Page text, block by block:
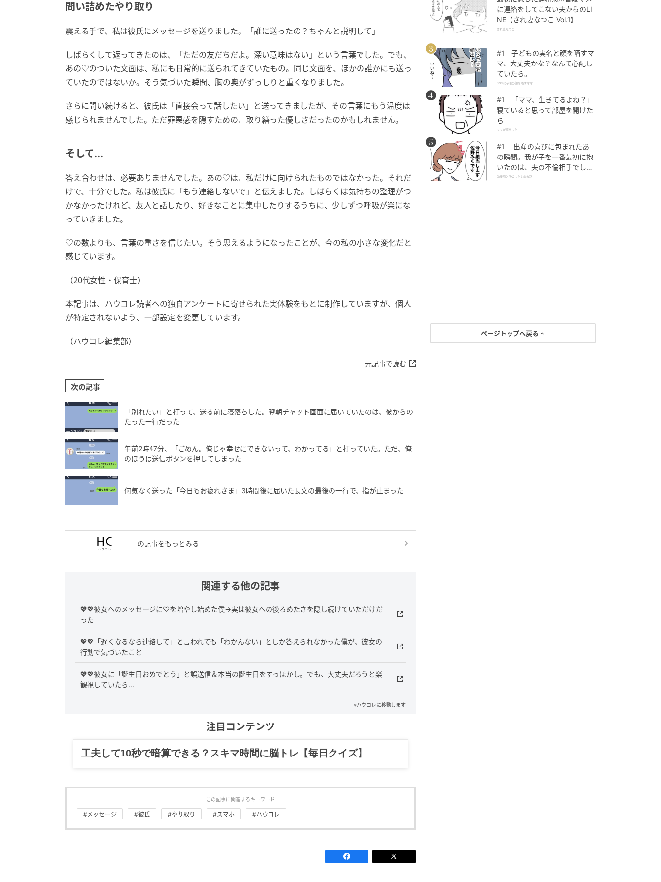
問い詰めたやり取り
震える手で、私は彼氏にメッセージを送りました。「誰に送ったの？ちゃんと説明して」
しばらくして返ってきたのは、「ただの友だちだよ。深い意味はない」という言葉でした。でも、
あの♡のついた文面は、私にも日常的に送られてきていたもの。同じ文面を、ほかの誰かにも送っ
ていたのではないか。そう気づいた瞬間、胸の奥がずっしりと重くなりました。
さらに問い続けると、彼氏は「直接会って話したい」と送ってきましたが、その言葉にもう温度は
感じられませんでした。ただ罪悪感を隠すための、取り繕った優しさだったのかもしれません。
そして...
答え合わせは、必要ありませんでした。あの♡は、私だけに向けられたものではなかった。それだ
けで、十分でした。私は彼氏に「もう連絡しないで」と伝えました。しばらくは気持ちの整理がつ
かなかったけれど、友人と話したり、好きなことに集中したりするうちに、少しずつ呼吸が楽にな
っていきました。
♡の数よりも、言葉の重さを信じたい。そう思えるようになったことが、今の私の小さな変化だと
感じています。
（20代女性・保育士）
本記事は、ハウコレ読者への独自アンケートに寄せられた実体験をもとに制作していますが、個人
が特定されないよう、一部設定を変更しています。
（ハウコレ編集部）
元記事で読む
次の記事
「別れたい」と打って、送る前に寝落ちした。翌朝チャット画面に届いていたのは、彼からの
たった一行だった
午前2時47分、「ごめん。俺じゃ幸せにできないって、わかってる」と打っていた。ただ、俺
のほうは送信ボタンを押してしまった
何気なく送った「今日もお疲れさま」3時間後に届いた長文の最後の一行で、指が止まった
の記事をもっとみる
関連する他の記事
💖💖彼女へのメッセージに♡を増やし始めた僕→実は彼女への後ろめたさを隠し続けていただけだ
った
💖💖「遅くなるなら連絡して」と言われても「わかんない」としか答えられなかった僕が、彼女の
行動で気づいたこと
💖💖彼女に「誕生日おめでとう」と誤送信＆本当の誕生日をすっぽかし。でも、大丈夫だろうと楽
観視していたら...
※ハウコレに移動します
注目コンテンツ
工夫して10秒で暗算できる？スキマ時間に脳トレ【毎日クイズ】
この記事に関連するキーワード
#メッセージ #彼氏 #やり取り #スマホ #ハウコレ
に連絡をしてこない夫からのLI
NE【され妻なつこ Vol.1】
され妻なつこ
#1 子どもの実名と顔を晒すマ
マ、大丈夫かな？なんて心配し
ていたら。
SNSに子供の顔を晒すママ
#1 「ママ、生きてるよね？」
寝ていると思って部屋を開けた
ら
ママが家出した
#1 出産の喜びに包まれたあ
の瞬間。我が子を一番最初に抱
いたのは、夫の不倫相手でし
た。
助産師と不倫した夫の末路
ページトップへ戻る